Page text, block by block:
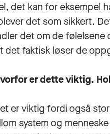
det kan for eksempel
det som sikkert.
det om de
det faktisk løser de
er dette viktig.
er viktig fordi også
system og